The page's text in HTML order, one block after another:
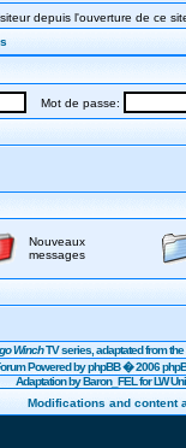
depuis l'ouverture de ce
Mot de passe:
Nouveaux
messages
WinchTV series, adaptated from
Powered byphpBB� 2006
Adaptation by Baron_FEL for LW
Modifications and content